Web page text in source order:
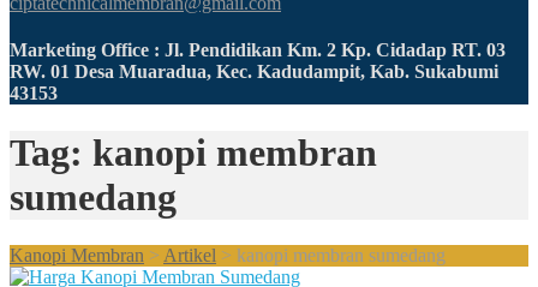
Marketing Office : Jl. Pendidikan Km. 2 Kp. Cidadap RT. 03
RW. 01 Desa Muaradua, Kec. Kadudampit, Kab. Sukabumi
43153
Tag: kanopi membran
sumedang
Kanopi Membran > Artikel > kanopi membran sumedang